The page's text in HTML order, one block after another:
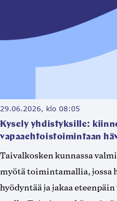
29.06.2026, klo 08:05
Kysely yhdistyksille:
vapaaehtoistoimintaan
Taivalkosken kunnassa
myötä toimintamallia, jossa
hyödyntää ja jakaa